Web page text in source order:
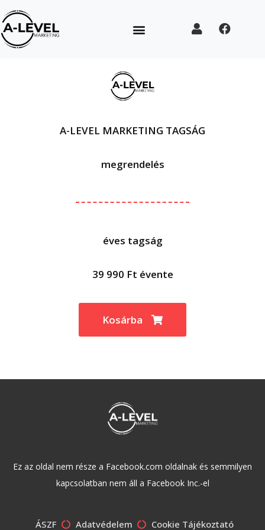
A-LEVEL MARKETING TAGSÁG
megrendelés
éves tagság
39 990 Ft évente
Kosárba
Ez az oldal nem része a Facebook.com oldalnak és semmilyen
kapcsolatban nem áll a Facebook Inc.-el
ÁSZF Adatvédelem Cookie Tájékoztató